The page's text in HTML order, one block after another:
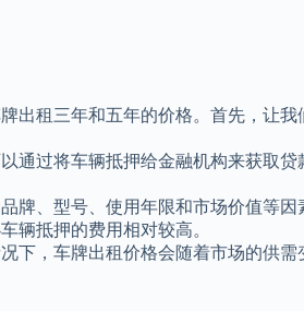
租三年和五年的价格。首先，让我
通过将车辆抵押给金融机构来获取贷
、型号、使用年限和市场价值等
辆抵押的费用相对较高。
，车牌出租价格会随着市场的供